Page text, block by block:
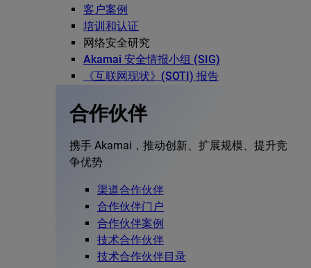
客户案例
培训和认证
网络安全研究
Akamai 安全情报小组 (SIG)
《互联网现状》(SOTI) 报告
合作伙伴
携手 Akamai，推动创新、扩展规模、提升竞
争优势
渠道合作伙伴
合作伙伴门户
合作伙伴案例
技术合作伙伴
技术合作伙伴目录